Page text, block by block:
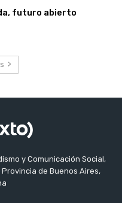
futuro abierto
y Comunicación Social,
de Buenos Aires,